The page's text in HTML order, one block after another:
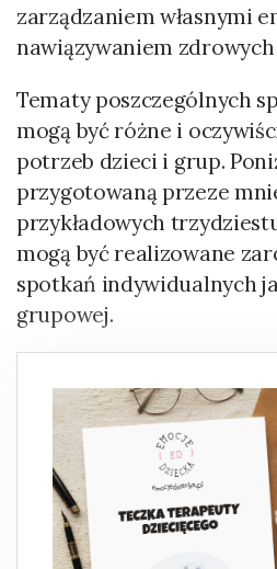
zarządzaniem własnymi
nawiązywaniem
Tematy poszczególnych
mogą być różne i
potrzeb dzieci i grup.
przygotowaną przeze
przykładowych
mogą być realizowane
spotkań indywidualnych
grupowej.